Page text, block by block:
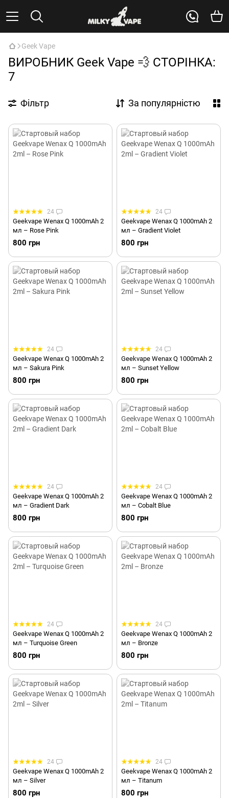
Geek Vape
ВИРОБНИК Geek Vape 💨 СТОРІНКА:
7
Фільтр За популярністю
24
Geekvape Wenax Q 1000mAh 2
мл – Rose Pink
800 грн
24
Geekvape Wenax Q 1000mAh 2
мл – Gradient Violet
800 грн
24
Geekvape Wenax Q 1000mAh 2
мл – Sakura Pink
800 грн
24
Geekvape Wenax Q 1000mAh 2
мл – Sunset Yellow
800 грн
24
Geekvape Wenax Q 1000mAh 2
мл – Gradient Dark
800 грн
24
Geekvape Wenax Q 1000mAh 2
мл – Cobalt Blue
800 грн
24
Geekvape Wenax Q 1000mAh 2
мл – Turquoise Green
800 грн
24
Geekvape Wenax Q 1000mAh 2
мл – Bronze
800 грн
24
Geekvape Wenax Q 1000mAh 2
мл – Silver
800 грн
24
Geekvape Wenax Q 1000mAh 2
мл – Titanum
800 грн